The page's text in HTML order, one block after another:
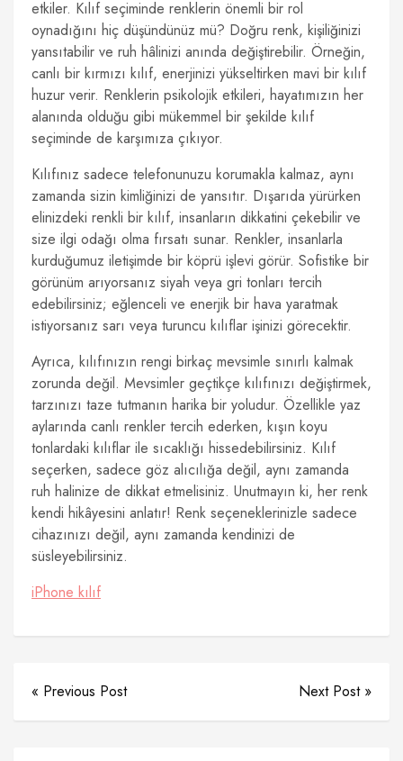
etkiler. Kılıf seçiminde renklerin önemli bir rol
oynadığını hiç düşündünüz mü? Doğru renk, kişiliğinizi
yansıtabilir ve ruh hâlinizi anında değiştirebilir. Örneğin,
canlı bir kırmızı kılıf, enerjinizi yükseltirken mavi bir kılıf
huzur verir. Renklerin psikolojik etkileri, hayatımızın her
alanında olduğu gibi mükemmel bir şekilde kılıf
seçiminde de karşımıza çıkıyor.
Kılıfınız sadece telefonunuzu korumakla kalmaz, aynı
zamanda sizin kimliğinizi de yansıtır. Dışarıda yürürken
elinizdeki renkli bir kılıf, insanların dikkatini çekebilir ve
size ilgi odağı olma fırsatı sunar. Renkler, insanlarla
kurduğumuz iletişimde bir köprü işlevi görür. Sofistike bir
görünüm arıyorsanız siyah veya gri tonları tercih
edebilirsiniz; eğlenceli ve enerjik bir hava yaratmak
istiyorsanız sarı veya turuncu kılıflar işinizi görecektir.
Ayrıca, kılıfınızın rengi birkaç mevsimle sınırlı kalmak
zorunda değil. Mevsimler geçtikçe kılıfınızı değiştirmek,
tarzınızı taze tutmanın harika bir yoludur. Özellikle yaz
aylarında canlı renkler tercih ederken, kışın koyu
tonlardaki kılıflar ile sıcaklığı hissedebilirsiniz. Kılıf
seçerken, sadece göz alıcılığa değil, aynı zamanda
ruh halinize de dikkat etmelisiniz. Unutmayın ki, her renk
kendi hikâyesini anlatır! Renk seçeneklerinizle sadece
cihazınızı değil, aynı zamanda kendinizi de
süsleyebilirsiniz.
iPhone kılıf
« Previous Post Next Post »